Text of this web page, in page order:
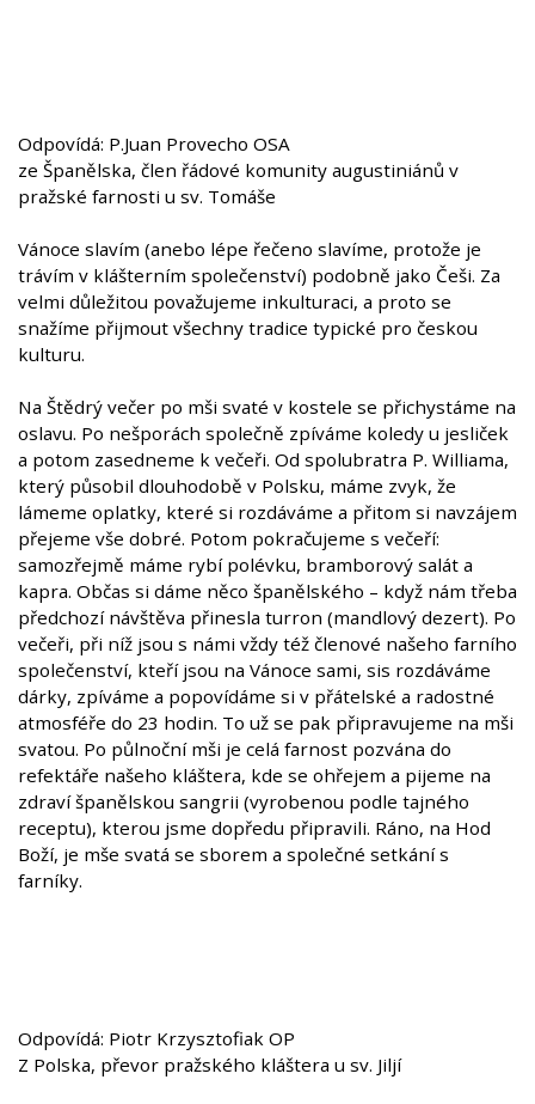
Odpovídá: P.Juan Provecho OSA
ze Španělska, člen řádové komunity augustiniánů v
pražské farnosti u sv. Tomáše
Vánoce slavím (anebo lépe řečeno slavíme, protože je
trávím v klášterním společenství) podobně jako Češi. Za
velmi důležitou považujeme inkulturaci, a proto se
snažíme přijmout všechny tradice typické pro českou
kulturu.
Na Štědrý večer po mši svaté v kostele se přichystáme na
oslavu. Po nešporách společně zpíváme koledy u jesliček
a potom zasedneme k večeři. Od spolubratra P. Williama,
který působil dlouhodobě v Polsku, máme zvyk, že
lámeme oplatky, které si rozdáváme a přitom si navzájem
přejeme vše dobré. Potom pokračujeme s večeří:
samozřejmě máme rybí polévku, bramborový salát a
kapra. Občas si dáme něco španělského – když nám třeba
předchozí návštěva přinesla turron (mandlový dezert). Po
večeři, při níž jsou s námi vždy též členové našeho farního
společenství, kteří jsou na Vánoce sami, sis rozdáváme
dárky, zpíváme a popovídáme si v přátelské a radostné
atmosféře do 23 hodin. To už se pak připravujeme na mši
svatou. Po půlnoční mši je celá farnost pozvána do
refektáře našeho kláštera, kde se ohřejem a pijeme na
zdraví španělskou sangrii (vyrobenou podle tajného
receptu), kterou jsme dopředu připravili. Ráno, na Hod
Boží, je mše svatá se sborem a společné setkání s
farníky.
Odpovídá: Piotr Krzysztofiak OP
Z Polska, převor pražského kláštera u sv. Jiljí